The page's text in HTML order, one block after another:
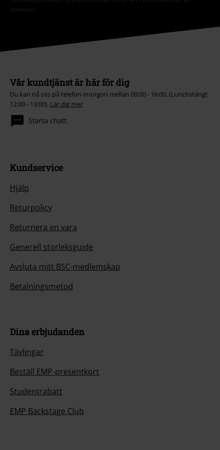
donation.
Vår kundtjänst är här för dig
Du kan nå oss på telefon imorgon mellan 09:00 - 16:00. (Lunchstängt
12:00 - 13:00). Lär dig mer
Starta chatt.
Kundservice
Hjälp
Returpolicy
Returnera en vara
Generell storleksguide
Avsluta mitt BSC-medlemskap
Betalningsmetod
Dina erbjudanden
Tävlingar
Beställ EMP-presentkort
Studentrabatt
EMP Backstage Club